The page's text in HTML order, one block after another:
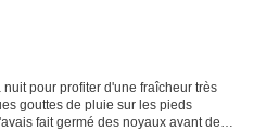
pour profiter d'une fraîcheur très
gouttes de pluie sur les pieds
fait germé des noyaux avant de